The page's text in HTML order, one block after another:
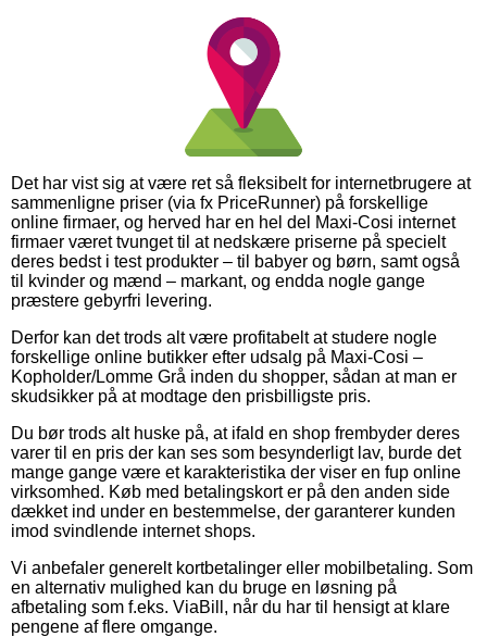
Det har vist sig at være ret så fleksibelt for internetbrugere at
sammenligne priser (via fx PriceRunner) på forskellige
online firmaer, og herved har en hel del Maxi-Cosi internet
firmaer været tvunget til at nedskære priserne på specielt
deres bedst i test produkter – til babyer og børn, samt også
til kvinder og mænd – markant, og endda nogle gange
præstere gebyrfri levering.
Derfor kan det trods alt være profitabelt at studere nogle
forskellige online butikker efter udsalg på Maxi-Cosi –
Kopholder/Lomme Grå inden du shopper, sådan at man er
skudsikker på at modtage den prisbilligste pris.
Du bør trods alt huske på, at ifald en shop frembyder deres
varer til en pris der kan ses som besynderligt lav, burde det
mange gange være et karakteristika der viser en fup online
virksomhed. Køb med betalingskort er på den anden side
dækket ind under en bestemmelse, der garanterer kunden
imod svindlende internet shops.
Vi anbefaler generelt kortbetalinger eller mobilbetaling. Som
en alternativ mulighed kan du bruge en løsning på
afbetaling som f.eks. ViaBill, når du har til hensigt at klare
pengene af flere omgange.